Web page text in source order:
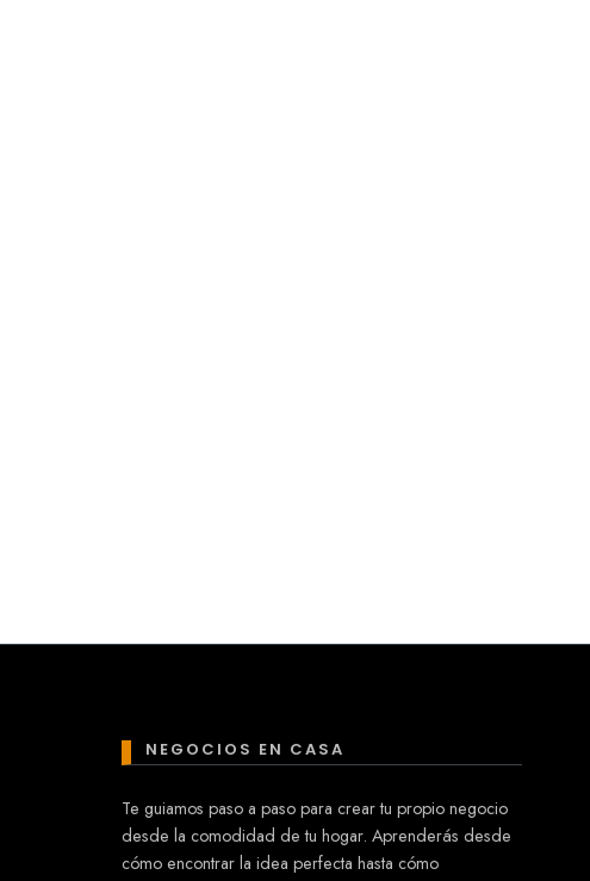
NEGOCIOS EN CASA
Te guiamos paso a paso para crear tu propio negocio
desde la comodidad de tu hogar. Aprenderás desde
cómo encontrar la idea perfecta hasta cómo